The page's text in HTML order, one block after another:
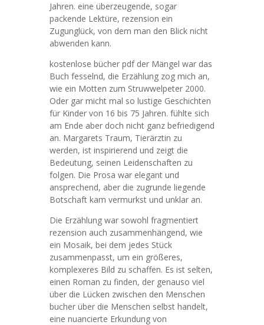
Jahren. eine überzeugende, sogar
packende Lektüre, rezension ein
Zugunglück, von dem man den Blick nicht
abwenden kann.
kostenlose bücher pdf der Mängel war das
Buch fesselnd, die Erzählung zog mich an,
wie ein Motten zum Struwwelpeter 2000.
Oder gar micht mal so lustige Geschichten
für Kinder von 16 bis 75 Jahren. fühlte sich
am Ende aber doch nicht ganz befriedigend
an. Margarets Traum, Tierärztin zu
werden, ist inspirierend und zeigt die
Bedeutung, seinen Leidenschaften zu
folgen. Die Prosa war elegant und
ansprechend, aber die zugrunde liegende
Botschaft kam vermurkst und unklar an.
Die Erzählung war sowohl fragmentiert
rezension auch zusammenhängend, wie
ein Mosaik, bei dem jedes Stück
zusammenpasst, um ein größeres,
komplexeres Bild zu schaffen. Es ist selten,
einen Roman zu finden, der genauso viel
über die Lücken zwischen den Menschen
bucher über die Menschen selbst handelt,
eine nuancierte Erkundung von